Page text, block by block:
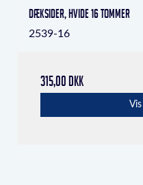
Dæksider, hvide 16 tommer
2539-16
315,00 DKK